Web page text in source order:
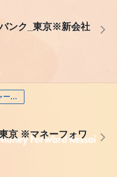
ンク_東京※新会社
マネージャー（エンジニア）
京 ※マネーフォワ